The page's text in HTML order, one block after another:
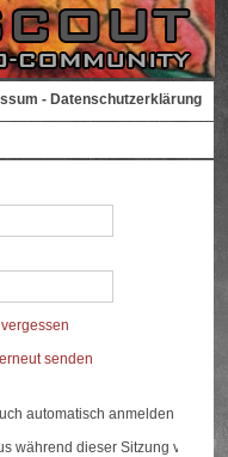
- Datenschutzerklärung
senden
automatisch anmelden
während dieser Sitzung